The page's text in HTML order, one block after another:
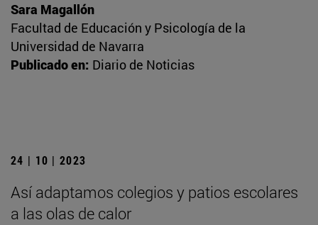
Sara Magallón
Facultad de Educación y Psicología de la
Universidad de Navarra
Publicado en: Diario de Noticias
24 | 10 | 2023
Así adaptamos colegios y patios escolares
a las olas de calor